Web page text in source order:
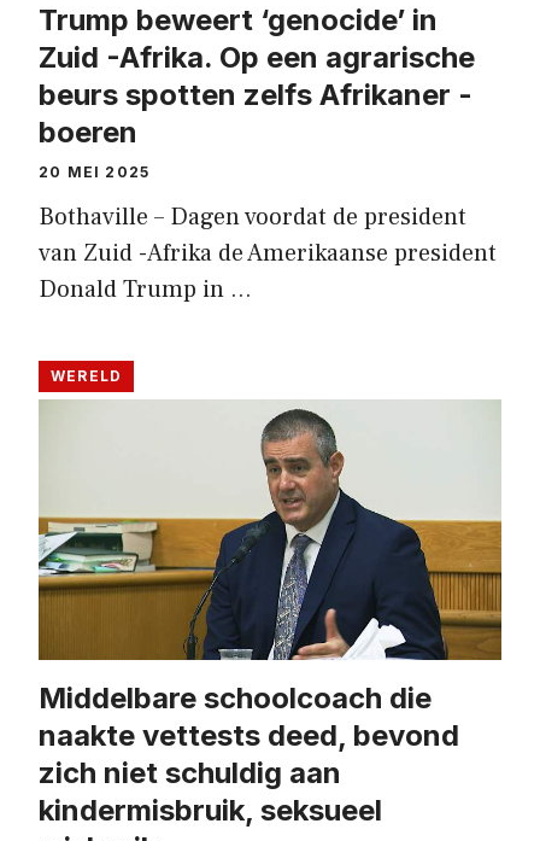
Trump beweert ‘genocide’ in
Zuid -Afrika. Op een agrarische
beurs spotten zelfs Afrikaner -
boeren
20 MEI 2025
Bothaville – Dagen voordat de president
van Zuid -Afrika de Amerikaanse president
Donald Trump in …
WERELD
Middelbare schoolcoach die
naakte vettests deed, bevond
zich niet schuldig aan
kindermisbruik, seksueel